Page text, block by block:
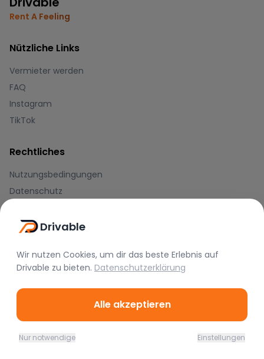
Rent A Feeling
Nützliche Links
Vermieter werden
FAQ
Instagram
TikTok
Rechtliches
Nutzungsbedingungen
Datenschutz
Journal
Zahlungsmethoden
Drivable
Wir nutzen Cookies, um dir das beste Erlebnis auf
Drivable zu bieten. Datenschutzerklärung
Alle akzeptieren
Nur notwendige Einstellungen